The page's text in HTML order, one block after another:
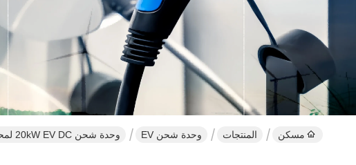
مسكن المنتجات وحدة شحن EV وحدة شحن 20kW EV DC لمحطة الشحن السريع